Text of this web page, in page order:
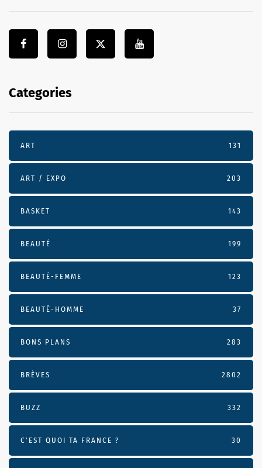
Categories
ART 131
ART / EXPO 203
BASKET 143
BEAUTÉ 199
BEAUTÉ-FEMME 123
BEAUTÉ-HOMME 37
BONS PLANS 283
BRÈVES 2802
BUZZ 332
C'EST QUOI TA FRANCE ? 30